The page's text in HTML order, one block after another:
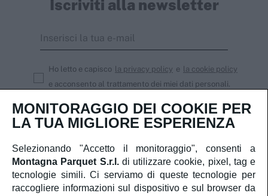
Iscriviti alla newsletter
Ho letto e capisco la privacy policy e la cookie policy
e acconsento al trattamento dei miei dati personali.
Iscriviti
Servizio Clienti
MONITORAGGIO DEI COOKIE PER
LA TUA MIGLIORE ESPERIENZA
Selezionando "Accetto il monitoraggio", consenti a
Montagna Parquet S.r.l. di utilizzare cookie, pixel, tag e
tecnologie simili. Ci serviamo di queste tecnologie per
raccogliere informazioni sul dispositivo e sul browser da